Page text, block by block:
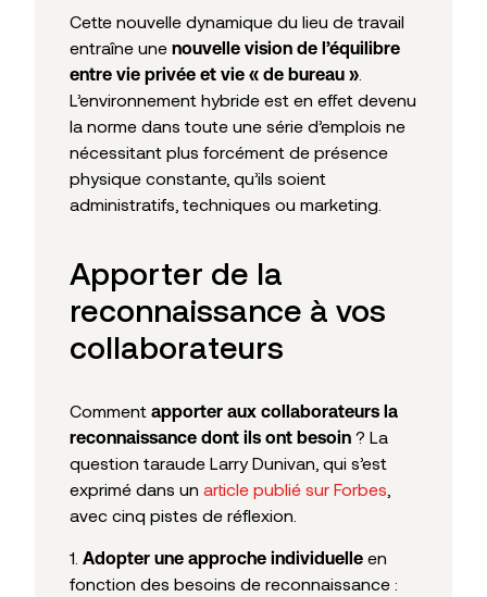
Cette nouvelle dynamique du lieu de travail
entraîne une nouvelle vision de l’équilibre
entre vie privée et vie « de bureau »
L’environnement hybride est en effet devenu
la norme dans toute une série d’emplois ne
nécessitant plus forcément de présence
physique constante, qu’ils soient
administratifs, techniques ou marketing.
Apporter de la
reconnaissance à vos
collaborateurs
Comment apporter aux collaborateurs la
reconnaissance dont ils ont besoin ? La
question taraude Larry Dunivan, qui s’est
exprimé dans un article publié sur Forbes
avec cinq pistes de réflexion.
1. Adopter une approche individuelle en
fonction des besoins de reconnaissance :